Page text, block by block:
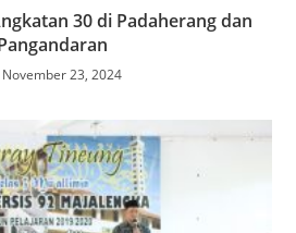
30 di Padaherang dan
November 23, 2024